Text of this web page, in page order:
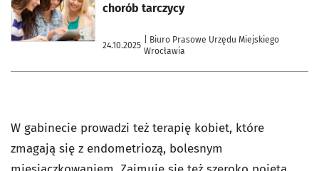
chorób tarczycy
24.10.2025
| Biuro Prasowe Urzędu Miejskiego
Wrocławia
W gabinecie prowadzi też terapię kobiet, które
zmagają się z endometriozą, bolesnym